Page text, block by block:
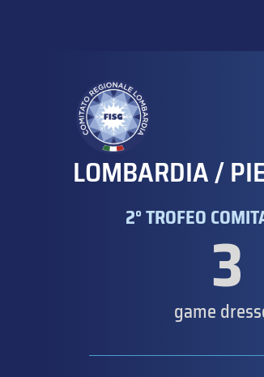
LOMBARDIA /
2° TROFEO3
game